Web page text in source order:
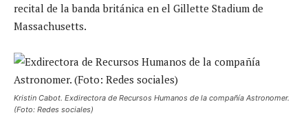
recital de la banda británica en el Gillette Stadium de
Massachusetts.
Kristin Cabot. Exdirectora de Recursos Humanos de la compañía Astronomer.
(Foto: Redes sociales)